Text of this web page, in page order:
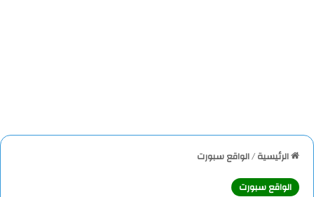
الرئيسية/الواقع سبورت
الواقع سبورت